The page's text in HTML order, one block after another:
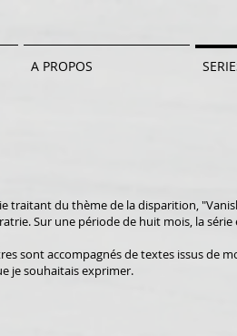
A PROPOS
traitant du thème de la disparition,
Sur une période de huit mois, la
sont accompagnés de textes issus de
je souhaitais exprimer.